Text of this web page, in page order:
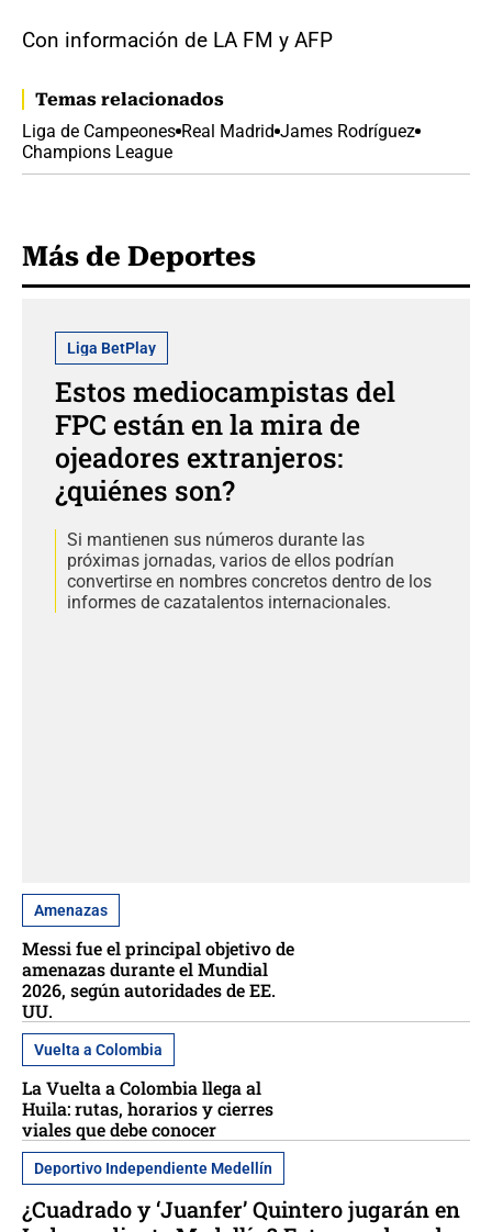
Con información de LA FM y AFP
Temas relacionados
Liga de Campeones Real Madrid James Rodríguez
Champions League
Más de Deportes
Liga BetPlay
Estos mediocampistas del
FPC están en la mira de
ojeadores extranjeros:
¿quiénes son?
Si mantienen sus números durante las
próximas jornadas, varios de ellos podrían
convertirse en nombres concretos dentro de los
informes de cazatalentos internacionales.
Amenazas
Messi fue el principal objetivo de
amenazas durante el Mundial
2026, según autoridades de EE.
UU.
Vuelta a Colombia
La Vuelta a Colombia llega al
Huila: rutas, horarios y cierres
viales que debe conocer
Deportivo Independiente Medellín
¿Cuadrado y ‘Juanfer’ Quintero jugarán en